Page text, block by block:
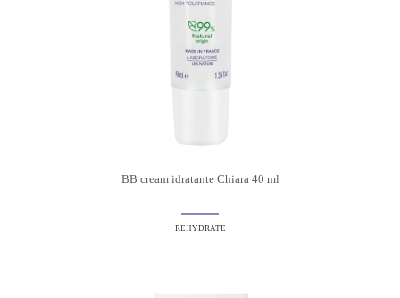
BB cream idratante Chiara 40 ml
REHYDRATE